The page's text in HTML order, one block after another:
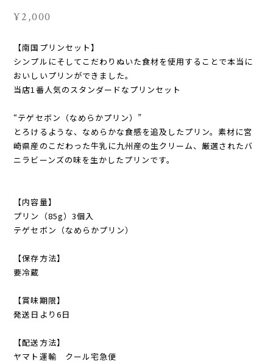
¥2,000
【南国プリンセット】
シンプルにそしてこだわりぬいた食材を使用することで本当に
おいしいプリンができました。
当店1番人気のスタンダードなプリンセット
“テゲセボン（なめらかプリン）”
とろけるような、なめらかな食感を追及したプリン。素材に宮
崎県産のこだわった牛乳に九州産の生クリーム、厳選されたバ
ニラビーンズの味を生かしたプリンです。
【内容量】
プリン（85g）3個入
テゲセボン（なめらかプリン）
【保存方法】
要冷蔵
【賞味期限】
発送日より6日
【配送方法】
ヤマト運輸 クール宅急便